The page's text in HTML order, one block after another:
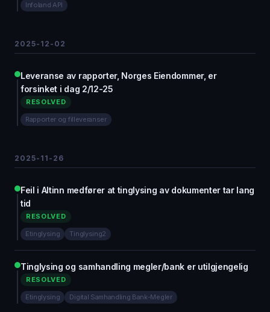
Infoland API
2025-12-02
Leveranse av rapporter, Norges Eiendommer, er
forsinket i dag 2/12-25
RESOLVED
Rapporter og filleveranser
2025-11-26
Feil i Altinn medfører at tinglysing av dokumenter tar lang
tid
RESOLVED
Etinglysing Tinglysing2
Tinglysing og samhandling megler/bank er utilgjengelig
RESOLVED
Etinglysing Digital Samhandling Bank-Megler